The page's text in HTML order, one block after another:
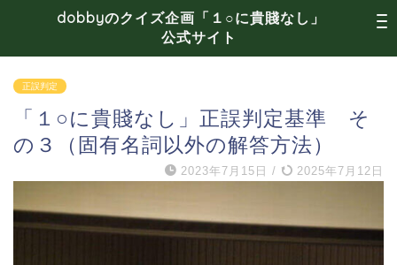
dobbyのクイズ企画「１○に貴賤なし」
公式サイト
正誤判定
「１○に貴賤なし」正誤判定基準 そ
の３（固有名詞以外の解答方法）
2023年7月15日 / 2025年7月12日